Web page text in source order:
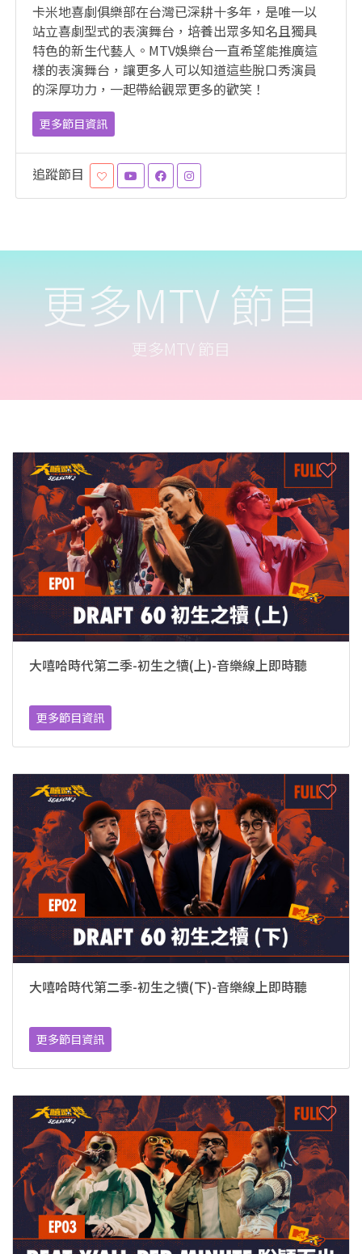
卡米地喜劇俱樂部在台灣已深耕十多年，是唯一以
站立喜劇型式的表演舞台，培養出眾多知名且獨具
特色的新生代藝人。MTV娛樂台一直希望能推廣這
樣的表演舞台，讓更多人可以知道這些脫口秀演員
的深厚功力，一起帶給觀眾更多的歡笑！
更多節目資訊
追蹤節目
更多MTV 節目
更多MTV 節目
大嘻哈時代第二季-初生之犢(上)-音樂線上即時聽
更多節目資訊
大嘻哈時代第二季-初生之犢(下)-音樂線上即時聽
更多節目資訊